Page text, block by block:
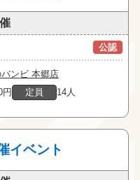
公認
ンビ 本郷店
円 定員 14人
イベント